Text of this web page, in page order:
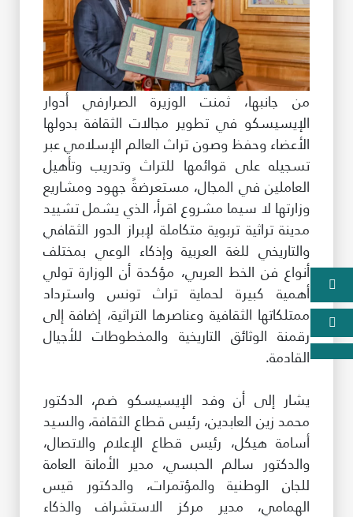
من جانبها، ثمنت الوزيرة الصرارفي أدوار
الإيسيسكو في تطوير مجالات الثقافة بدولها
الأعضاء وحفظ وصون تراث العالم الإسلامي عبر
تسجيله على قوائمها للتراث وتدريب وتأهيل
العاملين في المجال، مستعرضةً جهود ومشاريع
وزارتها لا سيما مشروع اقرأ، الذي يشمل تشييد
مدينة تراثية تربوية متكاملة لإبراز الدور الثقافي
والتاريخي للغة العربية وإذكاء الوعي بمختلف
أنواع فن الخط العربي، مؤكدة أن الوزارة تولي
أهمية كبيرة لحماية تراث تونس واسترداد
ممتلكاتها الثقافية وعناصرها التراثية، إضافة إلى
رقمنة الوثائق التاريخية والمخطوطات للأجيال
القادمة.
يشار إلى أن وفد الإيسيسكو ضم، الدكتور
محمد زين العابدين، رئيس قطاع الثقافة، والسيد
أسامة هيكل، رئيس قطاع الإعلام والاتصال،
والدكتور سالم الحبسي، مدير الأمانة العامة
للجان الوطنية والمؤتمرات، والدكتور قيس
الهمامي، مدير مركز الاستشراف والذكاء